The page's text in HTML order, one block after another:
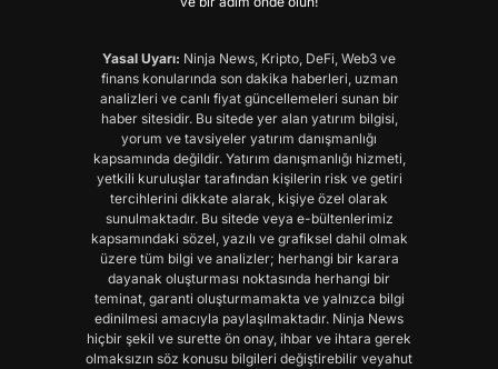
Yasal Uyarı: Ninja News, Kripto, DeFi, Web3 ve
finans konularında son dakika haberleri, uzman
analizleri ve canlı fiyat güncellemeleri sunan bir
haber sitesidir. Bu sitede yer alan yatırım bilgisi,
yorum ve tavsiyeler yatırım danışmanlığı
kapsamında değildir. Yatırım danışmanlığı hizmeti,
yetkili kuruluşlar tarafından kişilerin risk ve getiri
tercihlerini dikkate alarak, kişiye özel olarak
sunulmaktadır. Bu sitede veya e-bültenlerimiz
kapsamındaki sözel, yazılı ve grafiksel dahil olmak
üzere tüm bilgi ve analizler; herhangi bir karara
dayanak oluşturması noktasında herhangi bir
teminat, garanti oluşturmamakta ve yalnızca bilgi
edinilmesi amacıyla paylaşılmaktadır. Ninja News
hiçbir şekil ve surette ön onay, ihbar ve ihtara gerek
olmaksızın söz konusu bilgileri değiştirebilir veyahut